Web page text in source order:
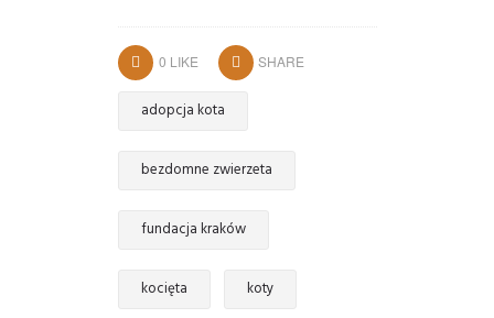
0 LIKE SHARE
adopcja kota
bezdomne zwierzeta
fundacja kraków
kocięta koty